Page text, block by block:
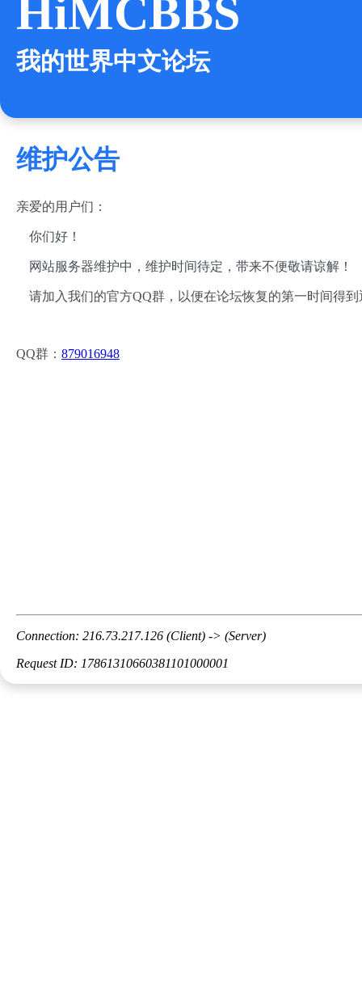
HiMCBBS
我的世界中文论坛
维护公告
亲爱的用户们：
你们好！
网站服务器维护中，维护时间待定，带来不便敬请谅解！
请加入我们的官方QQ群，以便在论坛恢复的第一时间得到
QQ群： 879016948
Connection: 216.73.217.126 (Client) -> (Server)
Request ID: 17861310660381101000001